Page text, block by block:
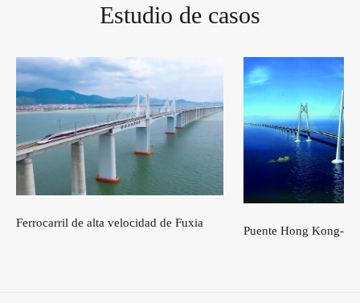
Estudio de casos
Ferrocarril de alta velocidad de Fuxia
Puente Hong Kong-